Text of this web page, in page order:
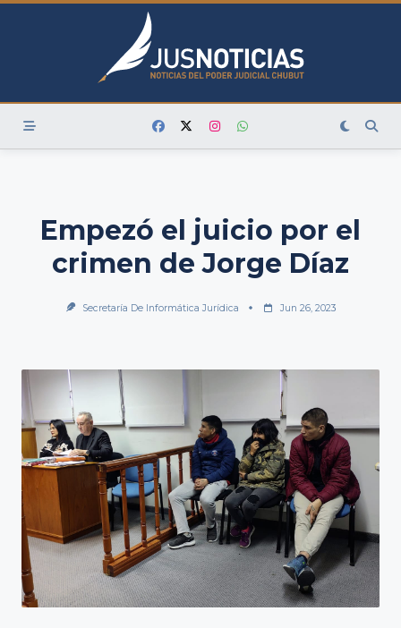
Skip
Empezó el juicio por el
crimen de Jorge Díaz
Secretaría De Informática Jurídica Jun 26, 2023